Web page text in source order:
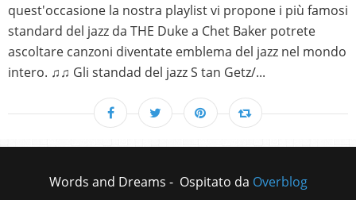
quest'occasione la nostra playlist vi propone i più famosi
standard del jazz da THE Duke a Chet Baker potrete
ascoltare canzoni diventate emblema del jazz nel mondo
intero. ♫♫ Gli standad del jazz S tan Getz/...
Words and Dreams - Ospitato da Overblog